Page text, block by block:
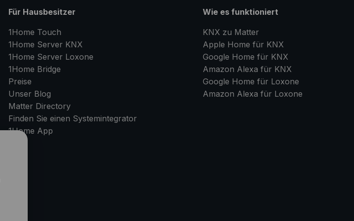
Für Hausbesitzer
1Home Touch
1Home Server KNX
1Home Server Loxone
1Home Bridge
Preise
Unser Blog
Matter Directory
Finden Sie einen Systemintegrator
1Home App
Wie es funktioniert
KNX zu Matter
Apple Home für KNX
Google Home für KNX
Amazon Alexa für KNX
Google Home für Loxone
Amazon Alexa für Loxone